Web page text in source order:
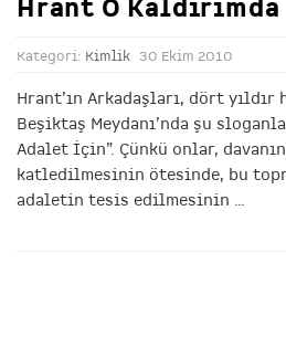
Hrant O Kaldırımda
Kategori: Kimlik 30 Ekim 2010
Hrant’ın Arkadaşları, dört yıldır
Beşiktaş Meydanı’nda şu
Adalet İçin”. Çünkü onlar,
katledilmesinin ötesinde, bu
adaletin tesis edilmesinin …